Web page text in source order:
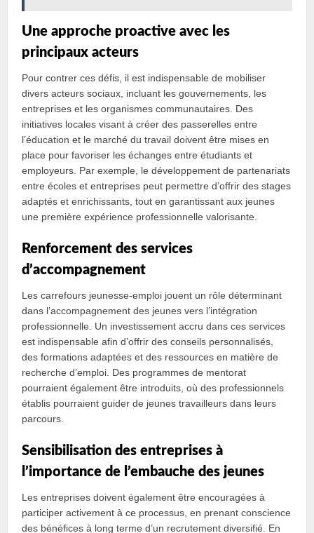
Une approche proactive avec les
principaux acteurs
Pour contrer ces défis, il est indispensable de mobiliser
divers acteurs sociaux, incluant les gouvernements, les
entreprises et les organismes communautaires. Des
initiatives locales visant à créer des passerelles entre
l’éducation et le marché du travail doivent être mises en
place pour favoriser les échanges entre étudiants et
employeurs. Par exemple, le développement de partenariats
entre écoles et entreprises peut permettre d’offrir des stages
adaptés et enrichissants, tout en garantissant aux jeunes
une première expérience professionnelle valorisante.
Renforcement des services
d’accompagnement
Les carrefours jeunesse-emploi jouent un rôle déterminant
dans l’accompagnement des jeunes vers l’intégration
professionnelle. Un investissement accru dans ces services
est indispensable afin d’offrir des conseils personnalisés,
des formations adaptées et des ressources en matière de
recherche d’emploi. Des programmes de mentorat
pourraient également être introduits, où des professionnels
établis pourraient guider de jeunes travailleurs dans leurs
parcours.
Sensibilisation des entreprises à
l’importance de l’embauche des jeunes
Les entreprises doivent également être encouragées à
participer activement à ce processus, en prenant conscience
des bénéfices à long terme d’un recrutement diversifié. En